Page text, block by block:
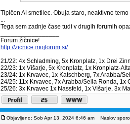
Tipičen AI smetilec. Obuja staro, neaktivno
...
Tega sem zadnje čase tudi v drugih forumih
Forum žičnice!
http://zicnice.mojforum.si/
21/22: 4x Schladming, 5x Kronplatz, 1x Drei
22/23: 1x Višarje, 5x Kronplatz, 1x Kronplatz-
23/24: 1x Krvavec, 1x Katschberg, 7x Arabba/
24/25: 11x Krvavec, 7x Arabba/Sella Ronda, 1x
25/26: 3x Krvavec 1x Nassfeld, 1x Višarje, 3x
Objavljeno: Sob Apr 13, 2024 6:46 am Naslov